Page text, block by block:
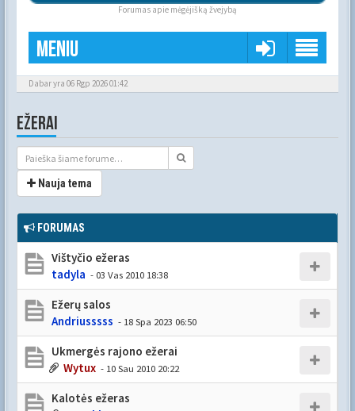
Forumas apie mėgėjišką žvejybą
Meniu
Dabar yra 06 Rgp 2026 01:42
EŽERAI
Nauja tema
FORUMAS
Vištyčio ežeras
tadyla - 03 Vas 2010 18:38
Ežerų salos
Andriusssss - 18 Spa 2023 06:50
Ukmergės rajono ežerai
Wytux - 10 Sau 2010 20:22
Kalotės ežeras